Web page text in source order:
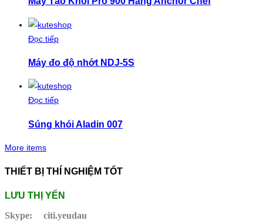
Đọc tiếp
Máy đo độ nhớt NDJ-5S
Đọc tiếp
Súng khói Aladin 007
More items
THIẾT BỊ THÍ NGHIỆM TỐT
LƯU THỊ YẾN
Skype:
citi.yeudau